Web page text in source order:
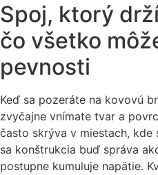
Spoj, ktorý
čo všetko
pevnosti
Keď sa pozeráte na kovovú
zvyčajne vnímate tvar a
často skrýva v miestach, kde
sa konštrukcia buď správa
postupne kumuluje napätie.